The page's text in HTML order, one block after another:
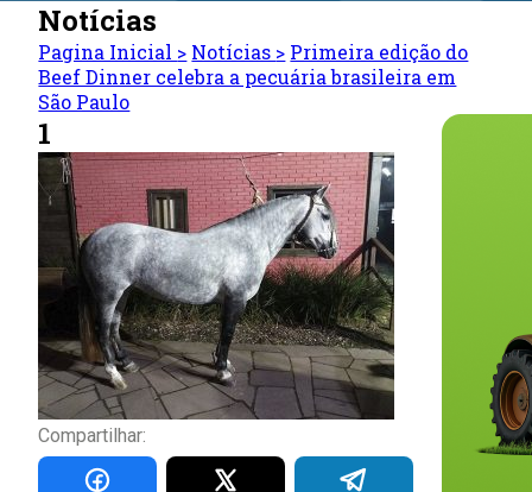
Notícias
Pagina Inicial > Notícias > Primeira edição do
Beef Dinner celebra a pecuária brasileira em
São Paulo
1
Compartilhar: